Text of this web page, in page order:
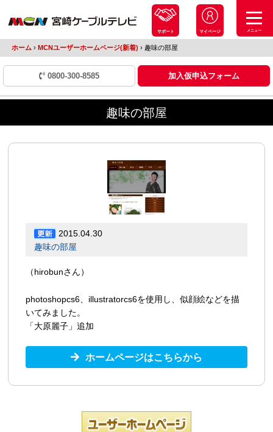
サポート マイページ メニュー
ホーム › MCNユーザーホームページ(新着) ›趣味の部屋
0800-300-8585 加入仮申込フォーム
趣味の部屋
2015.04.30
趣味の部屋
（hirobunさん）
photoshopcs6、illustratorcs6を使用し、似顔絵などを描
いてみました。
「大原麗子」追加
ホームページはこちらから